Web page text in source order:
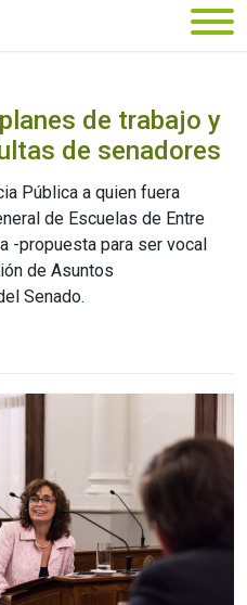
de trabajo y
de senadores
Pública a quien fuera
de Escuelas de Entre
-propuesta para ser vocal
de Asuntos
Senado.